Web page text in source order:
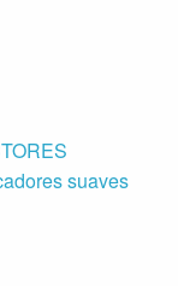
suaves